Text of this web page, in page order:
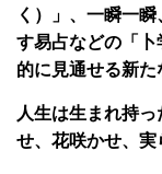
く）」、一瞬一
す易占などの「
的に見通せる新た
人生は生まれ持
せ、花咲かせ、実